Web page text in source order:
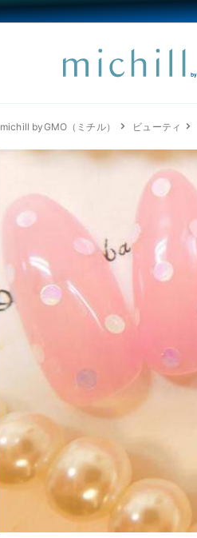
michill byGMO（ミチル） ビューティ